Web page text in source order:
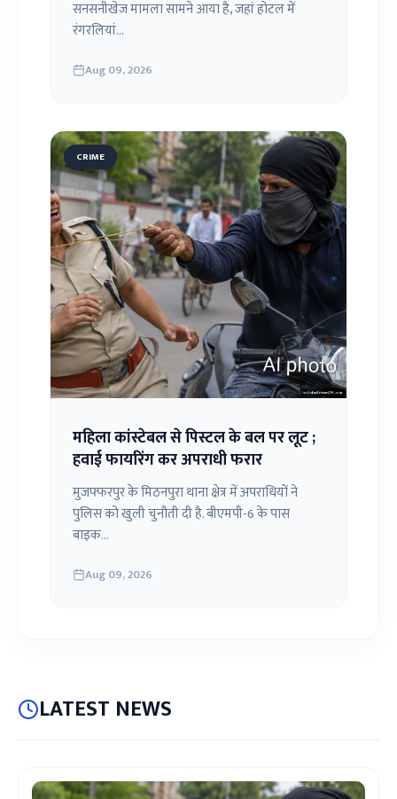
सनसनीखेज मामला सामने आया है, जहां होटल में
रंगरलियां...
Aug 09, 2026
CRIME
महिला कांस्टेबल से पिस्टल के बल पर लूट ;
हवाई फायरिंग कर अपराधी फरार
मुजफ्फरपुर के मिठनपुरा थाना क्षेत्र में अपराधियों ने
पुलिस को खुली चुनौती दी है. बीएमपी-6 के पास
बाइक...
Aug 09, 2026
LATEST NEWS